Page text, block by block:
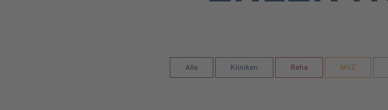
Alle Kliniken Reha MVZ